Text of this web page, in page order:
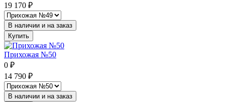
19 170 ₽
В наличии и на заказ
Купить
Прихожая №50
0 ₽
14 790 ₽
В наличии и на заказ